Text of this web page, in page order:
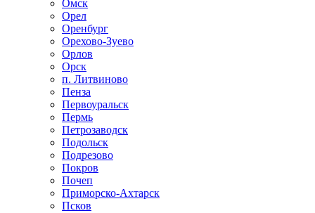
Омск
Орел
Оренбург
Орехово-Зуево
Орлов
Орск
п. Литвиново
Пенза
Первоуральск
Пермь
Петрозаводск
Подольск
Подрезово
Покров
Почеп
Приморско-Ахтарск
Псков